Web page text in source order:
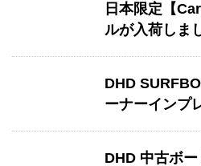
日本限定【
ルが入荷しま
DHD
ーナーインプ
DHD 中古ボ